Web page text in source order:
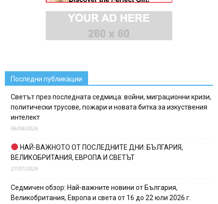
Последни публикации
Светът през последната седмица: войни, миграционни кризи,
политически трусове, пожари и новата битка за изкуствения
интелект
06/08/2026
НАЙ-ВАЖНОТО ОТ ПОСЛЕДНИТЕ ДНИ: БЪЛГАРИЯ,
ВЕЛИКОБРИТАНИЯ, ЕВРОПА И СВЕТЪТ
27/07/2026
Седмичен обзор: Най-важните новини от България,
Великобритания, Европа и света от 16 до 22 юли 2026 г.